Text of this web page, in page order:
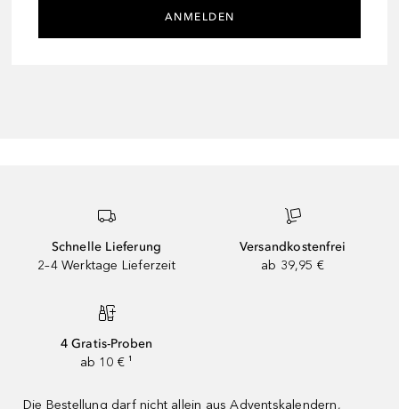
ANMELDEN
Schnelle Lieferung
2–4 Werktage Lieferzeit
Versandkostenfrei
ab 39,95 €
4 Gratis-Proben
ab 10 € ¹
Die Bestellung darf nicht allein aus Adventskalendern,